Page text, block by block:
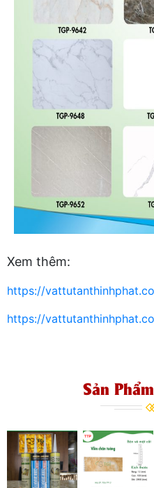
Xem thêm:
https://
https://
Sản